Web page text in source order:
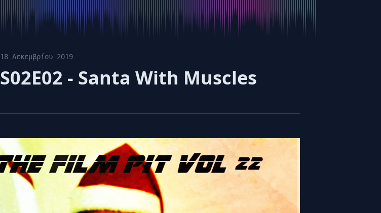
S02E02 - Santa With Μuscles
18 Δεκεμβρίου 2019